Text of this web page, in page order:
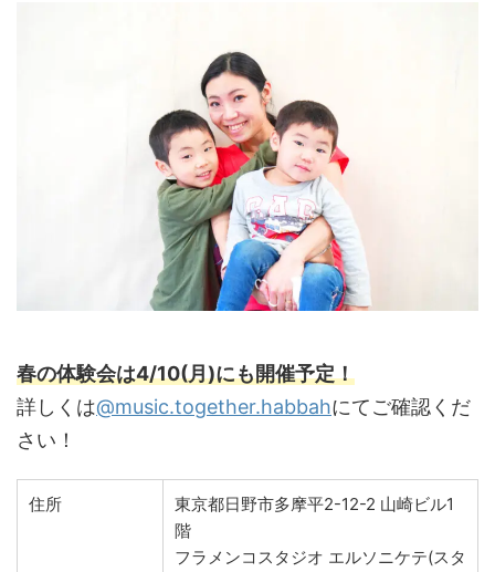
春の体験会は4/10(月)にも開催予定！
詳しくは@music.together.habbahにてご確認くだ
さい！
住所
東京都日野市多摩平2-12-2 山崎ビル1
階
フラメンコスタジオ エルソニケテ(スタ